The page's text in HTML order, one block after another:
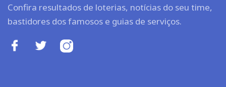
Confira resultados de loterias, notícias do seu time,
bastidores dos famosos e guias de serviços.